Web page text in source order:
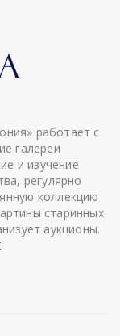
работает с
галереи
и изучение
регулярно
коллекцию
старинных
аукционы.